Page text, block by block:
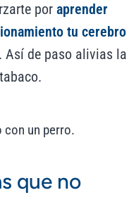
por aprender
tu cerebro
Así de paso alivias la
que no